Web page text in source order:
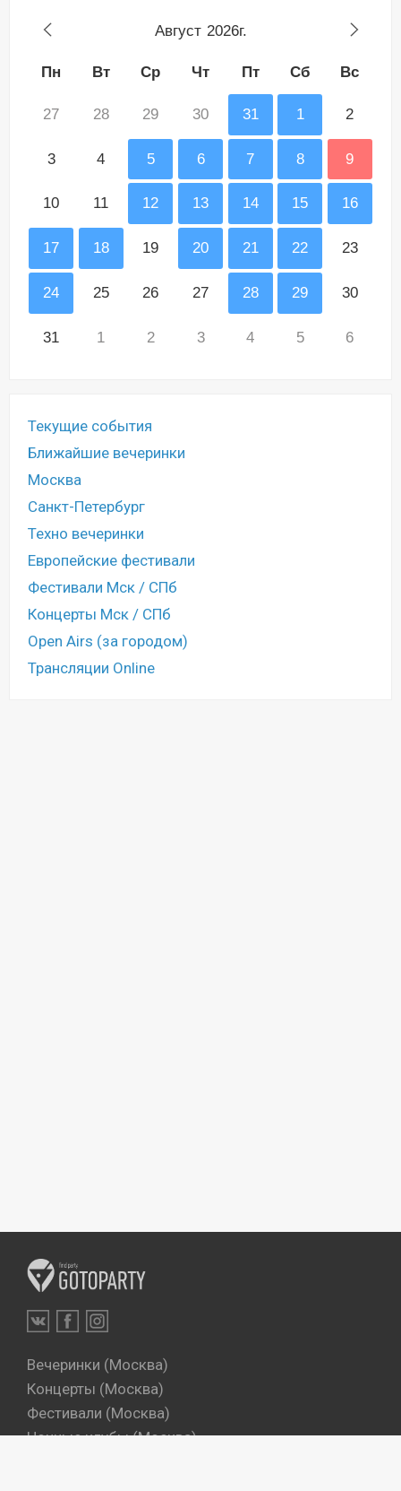
Август 2026г.
Пн Вт Ср Чт Пт Сб Вс
27 28 29 30 31 1 2
3 4 5 6 7 8 9
10 11 12 13 14 15 16
17 18 19 20 21 22 23
24 25 26 27 28 29 30
31 1 2 3 4 5 6
Текущие события
Ближайшие вечеринки
Москва
Санкт-Петербург
Техно вечеринки
Европейские фестивали
Фестивали Мск / СПб
Концерты Мск / СПб
Open Airs (за городом)
Трансляции Online
Вечеринки (Москва)
Концерты (Москва)
Фестивали (Москва)
Ночные клубы (Москва)